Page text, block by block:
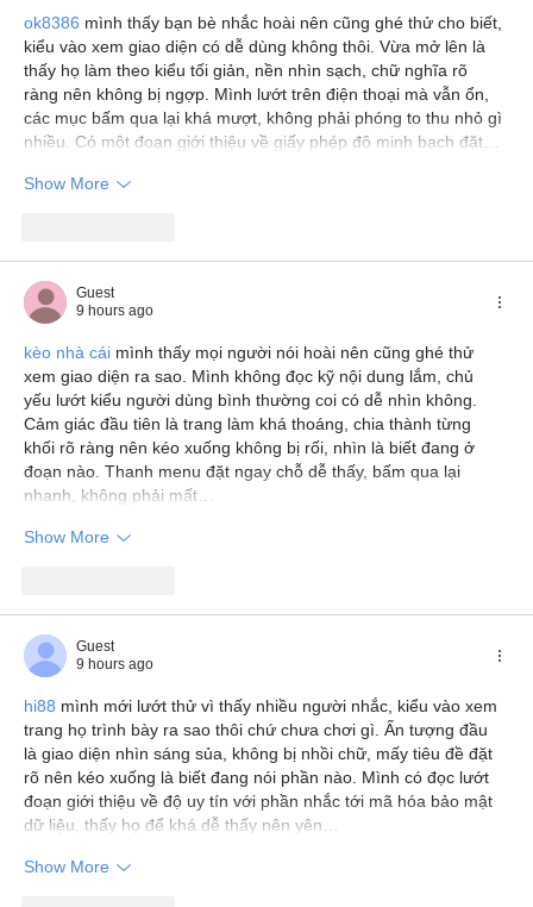
ok8386 mình thấy bạn bè nhắc hoài nên cũng ghé thử cho biết,
kiểu vào xem giao diện có dễ dùng không thôi. Vừa mở lên là
thấy họ làm theo kiểu tối giản, nền nhìn sạch, chữ nghĩa rõ
ràng nên không bị ngợp. Mình lướt trên điện thoại mà vẫn ổn,
các mục bấm qua lại khá mượt, không phải phóng to thu nhỏ gì
nhiều. Có một đoạn giới thiệu về giấy phép độ minh bạch đặt…
Show More
Guest
9 hours ago
kèo nhà cái mình thấy mọi người nói hoài nên cũng ghé thử
xem giao diện ra sao. Mình không đọc kỹ nội dung lắm, chủ
yếu lướt kiểu người dùng bình thường coi có dễ nhìn không.
Cảm giác đầu tiên là trang làm khá thoáng, chia thành từng
khối rõ ràng nên kéo xuống không bị rối, nhìn là biết đang ở
đoạn nào. Thanh menu đặt ngay chỗ dễ thấy, bấm qua lại
nhanh, không phải mất…
Show More
Guest
9 hours ago
hi88 mình mới lướt thử vì thấy nhiều người nhắc, kiểu vào xem
trang họ trình bày ra sao thôi chứ chưa chơi gì. Ấn tượng đầu
là giao diện nhìn sáng sủa, không bị nhồi chữ, mấy tiêu đề đặt
rõ nên kéo xuống là biết đang nói phần nào. Mình có đọc lướt
đoạn giới thiệu về độ uy tín với phần nhắc tới mã hóa bảo mật
dữ liệu, thấy họ để khá dễ thấy nên yên…
Show More